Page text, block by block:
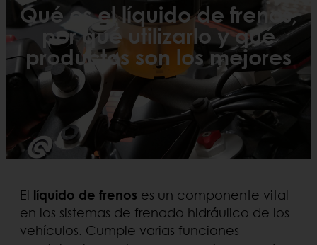
Qué es el líquido de frenos,
por qué utilizarlo y qué
productos son los mejores
El líquido de frenos es un componente vital
en los sistemas de frenado hidráulico de los
vehículos. Cumple varias funciones